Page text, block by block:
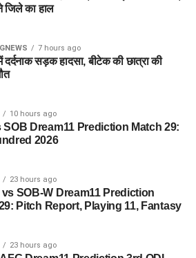
जिले का हाल
7 hours ago
दर्दनाक सड़क हादसा, बीटेक की छात्रा की
10 hours ago
SOB Dream11 Prediction Match 29:
2026
23 hours ago
vs SOB-W Dream11 Prediction
Pitch Report, Playing 11, Fantasy
23 hours ago